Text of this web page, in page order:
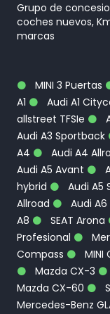
Grupo de
coches nuevos,
marcas
MINI 3 Puertas
A1
Audi A1
allstreet TFSIe
Audi A3 Sportback
A4
Audi A4
Audi A5 Avant
hybrid
Audi A5
Allroad
Audi
A8
SEAT Arona
Profesional
Compass
MINI
Mazda CX-3
Mazda CX-60
Mercedes-Benz